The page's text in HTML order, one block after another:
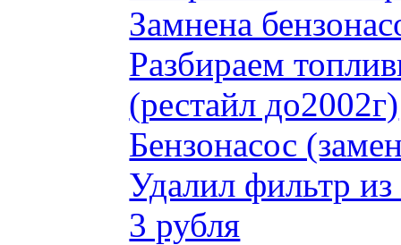
Замнена
Разбираем
(рестайл до2002г)
Бензонасос
Удалил фильтр
3 рубля